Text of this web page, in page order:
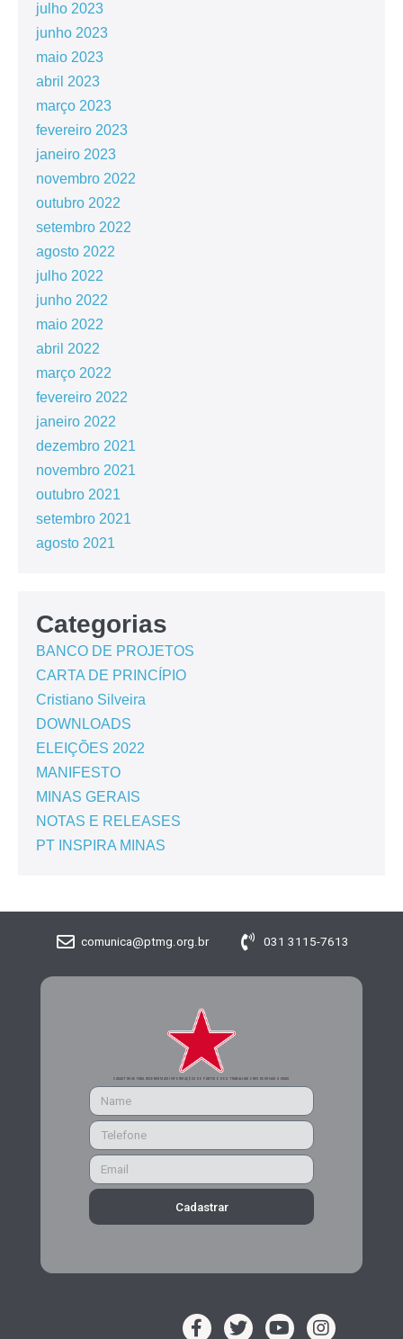
julho 2023
junho 2023
maio 2023
abril 2023
março 2023
fevereiro 2023
janeiro 2023
novembro 2022
outubro 2022
setembro 2022
agosto 2022
julho 2022
junho 2022
maio 2022
abril 2022
março 2022
fevereiro 2022
janeiro 2022
dezembro 2021
novembro 2021
outubro 2021
setembro 2021
agosto 2021
Categorias
BANCO DE PROJETOS
CARTA DE PRINCÍPIO
Cristiano Silveira
DOWNLOADS
ELEIÇÕES 2022
MANIFESTO
MINAS GERAIS
NOTAS E RELEASES
PT INSPIRA MINAS
comunica@ptmg.org.br 031 3115-7613
CADASTRE-SE PARA RECEBER MAIS INFORMAÇÕES DO PARTIDO DOS TRABALHADORES DE MINAS GERAIS
Cadastrar